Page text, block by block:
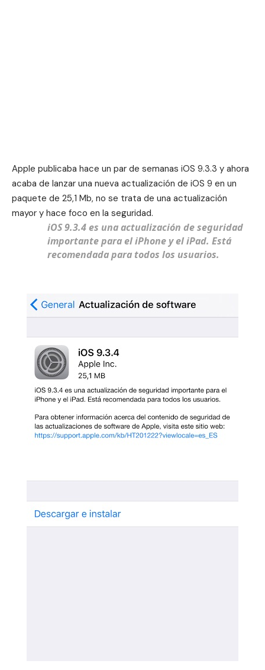
Apple publicaba hace un par de semanas iOS 9.3.3 y ahora
acaba de lanzar una nueva actualización de iOS 9 en un
paquete de 25,1 Mb, no se trata de una actualización
mayor y hace foco en la seguridad.
iOS 9.3.4 es una actualización de seguridad
importante para el iPhone y el iPad. Está
recomendada para todos los usuarios.